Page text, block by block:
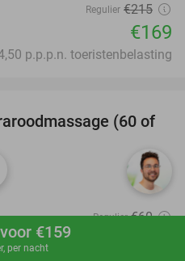
nu €159
per nacht
Regulier €215
€169
p.p.p.n. toeristenbelasting
43%
(60 of
9.8star
Regulier €60